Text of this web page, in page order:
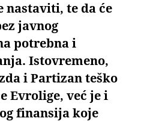
nastaviti, te da će
javnog
potrebna i
Istovremeno,
i Partizan teško
Evrolige, već je i
finansija koje